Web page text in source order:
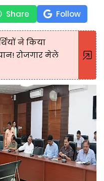
Share Follow
ने किया
रोजगार मेले